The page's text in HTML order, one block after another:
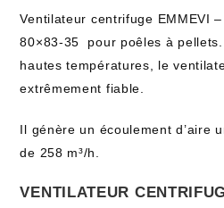
Ventilateur centrifuge EMMEVI
80×83-35 pour poêles à
hautes températures, le
extrêmement fiable.
Il génère un écoulement d’aire
de 258 m³/h.
VENTILATEUR